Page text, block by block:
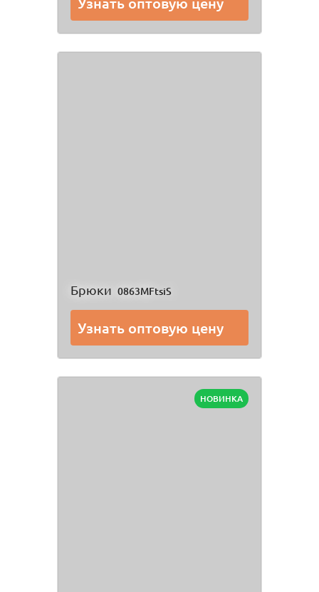
Брюки 0863MFtsiS
Узнать оптовую цену
НОВИНКА